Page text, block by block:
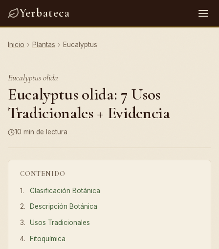
Yerbateca
Inicio › Plantas › Eucalyptus
Eucalyptus olida
Eucalyptus olida: 7 Usos
Tradicionales + Evidencia
10 min de lectura
CONTENIDO
Clasificación Botánica
Descripción Botánica
Usos Tradicionales
Fitoquímica